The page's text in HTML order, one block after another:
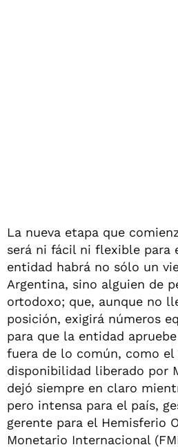
La nueva etapa que
será ni fácil ni flexible para
entidad habrá no sólo un
Argentina, sino alguien de
ortodoxo; que, aunque no
posición, exigirá números
para que la entidad
fuera de lo común, como el
disponibilidad liberado por
dejó siempre en claro
pero intensa para el país,
gerente para el Hemisferio
Monetario Internacional